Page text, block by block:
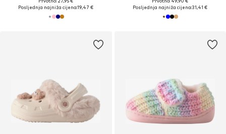
Posljednja najniža cijena:19,47 €
Posljednja najniža cijena:31,41 €